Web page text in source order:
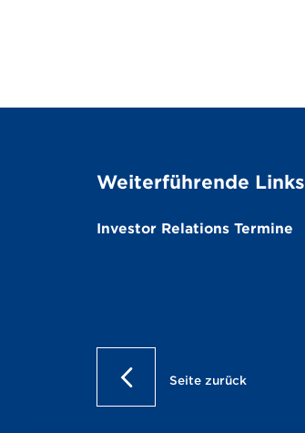
Weiterführende Links
Investor Relations Termine
Seite zurück